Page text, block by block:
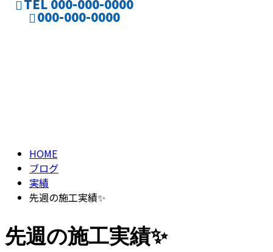
TEL 000-000-0000
000-000-0000
HOME
ブログ
実績
先週の施工実績✨
先週の施工実績✨